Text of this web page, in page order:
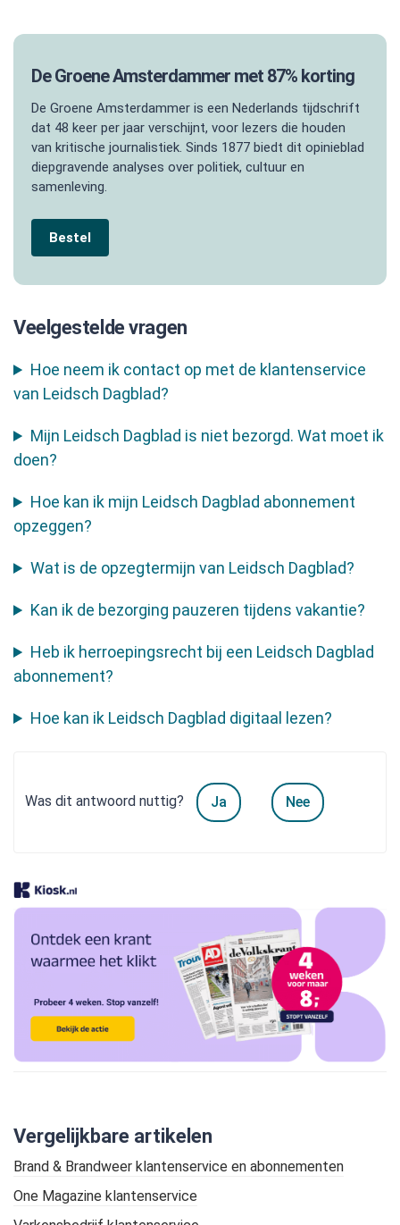
De Groene Amsterdammer met 87% korting
De Groene Amsterdammer is een Nederlands tijdschrift
dat 48 keer per jaar verschijnt, voor lezers die houden
van kritische journalistiek. Sinds 1877 biedt dit opinieblad
diepgravende analyses over politiek, cultuur en
samenleving.
Bestel
Veelgestelde vragen
Hoe neem ik contact op met de klantenservice
van Leidsch Dagblad?
Mijn Leidsch Dagblad is niet bezorgd. Wat moet ik
doen?
Hoe kan ik mijn Leidsch Dagblad abonnement
opzeggen?
Wat is de opzegtermijn van Leidsch Dagblad?
Kan ik de bezorging pauzeren tijdens vakantie?
Heb ik herroepingsrecht bij een Leidsch Dagblad
abonnement?
Hoe kan ik Leidsch Dagblad digitaal lezen?
Was dit antwoord nuttig? Ja Nee
Vergelijkbare artikelen
Brand & Brandweer klantenservice en abonnementen
One Magazine klantenservice